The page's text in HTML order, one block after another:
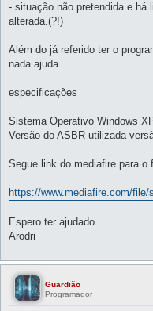
- situação não pretendida e há
alterada.(?!)
Além do já referido ter o
nada ajuda
especificações
Sistema Operativo Windows
Versão do ASBR utilizada
Segue link do mediafire para o
https://www.mediafire.com/
Espero ter ajudado.
Arodri
Guardião
Programador